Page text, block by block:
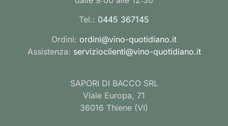
Tel.: 0445 367145
Ordini: ordini@vino-quotidiano.it
Assistenza: servizioclienti@vino-quotidiano.it
SAPORI DI BACCO SRL
Viale Europa, 71
36016 Thiene (VI)